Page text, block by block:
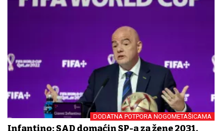
DODATNA POTPORA NOGOMETAŠICAMA
Infantino: SAD domaćin SP-a za žene 2031,